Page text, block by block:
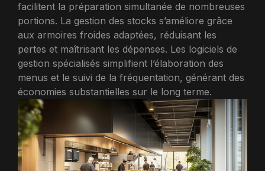
facilitent la préparation simultanée de nombreuses
portions. La gestion des stocks s’améliore grâce
aux armoires froides adaptées, réduisant les
pertes et maîtrisant les dépenses. Les logiciels de
gestion spécialisés simplifient l’élaboration des
menus et le suivi de la fréquentation, générant des
économies substantielles sur le long terme.